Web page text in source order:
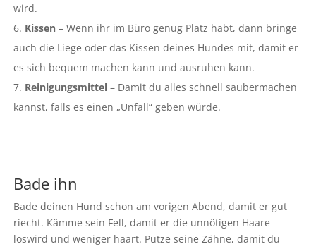
wird.
Kissen– Wenn ihr im Büro genug Platz habt, dann bringe
auch die Liege oder das Kissen deines Hundes mit, damit er
es sich bequem machen kann und ausruhen kann.
Reinigungsmittel– Damit du alles schnell saubermachen
kannst, falls es einen „Unfall“ geben würde.
Bade ihn
Bade deinen Hund schon am vorigen Abend, damit er gut
riecht. Kämme sein Fell, damit er die unnötigen Haare
loswird und weniger haart. Putze seine Zähne, damit du